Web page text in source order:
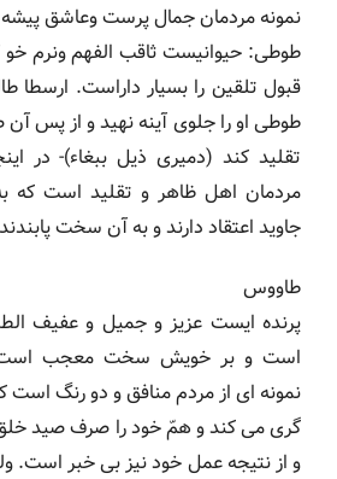
نمونه مردمان جمال پرست وعاشق
طوطی: حیوانیست ثاقب الفهم ونرم خو
قبول تلقین را بسیار داراست. ارسطا
طوطی او را جلوی آینه نهید و از پس
تقلید کند (دمیری ذیل ببغاء)- در
مردمان اهل ظاهر و تقلید است که
جاوید اعتقاد دارند و به آن سخت
طاووس
پرنده ایست عزیز و جمیل و عفیف
است و بر خویش سخت معجب است
نمونه ای از مردم منافق و دو رنگ است
گری می کند و همّ خود را صرف صید خلق
و از نتیجه عمل خود نیز بی خبر است.